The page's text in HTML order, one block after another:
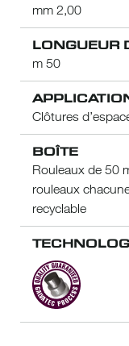
mm 2,00
LONGUEUR
m 50
Clôtures
BOÎTE
Rouleaux de 50
rouleaux
recyclable